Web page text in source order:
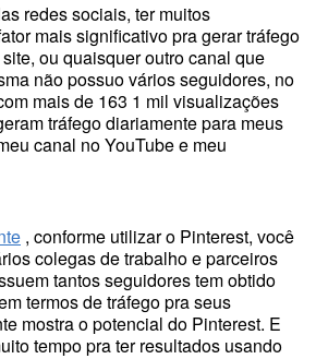
redes sociais, ter muitos
mais significativo pra gerar tráfego
ou quaisquer outro canal que
não possuo vários seguidores, no
mais de 163 1 mil visualizações
tráfego diariamente para meus
canal no YouTube e meu
, conforme utilizar o Pinterest, você
colegas de trabalho e parceiros
tantos seguidores tem obtido
termos de tráfego pra seus
mostra o potencial do Pinterest. E
tempo pra ter resultados usando